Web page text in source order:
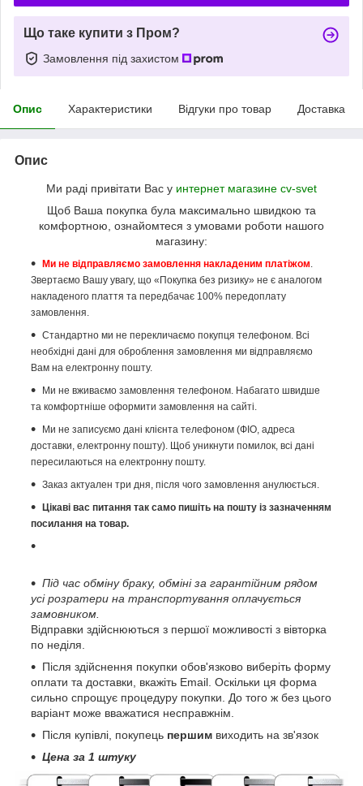
Що таке купити з Пром?
Замовлення під захистом
Опис Характеристики Відгуки про товар Доставка
Опис
Ми раді привітати Вас у интернет магазине cv-svet
Щоб Ваша покупка була максимально швидкою та
комфортною, ознайомтеся з умовами роботи нашого
магазину:
Ми не відправляємо замовлення накладеним платіжом
Звертаємо Вашу увагу, що «Покупка без ризику» не є аналогом
накладеного плаття та передбачає 100% передоплату
замовлення.
Стандартно ми не перекличаємо покупця телефоном. Всі
необхідні дані для оброблення замовлення ми відправляємо
Вам на електронну пошту.
Ми не вживаємо замовлення телефоном. Набагато швидше
та комфортніше оформити замовлення на сайті.
Ми не записуємо дані клієнта телефоном (ФІО, адреса
доставки, електронну пошту). Щоб уникнути помилок, всі дані
пересилаються на електронну пошту.
Заказ актуален три дня, після чого замовлення анулюється.
Цікаві вас питання так само пишіть на пошту із зазначенням
посилання на товар.
Під час обміну браку, обміні за гарантійним рядом
усі розратери на транспортування оплачується
замовником.
Відправки здійснюються з першої можливості з вівторка
по неділя.
Після здійснення покупки обов'язково виберіть форму
оплати та доставки, вкажіть Email. Оскільки ця форма
сильно спрощує процедуру покупки. До того ж без цього
варіант може вважатися несправжнім.
Після купівлі, покупець першим виходить на зв'язок
Цена за 1 штуку